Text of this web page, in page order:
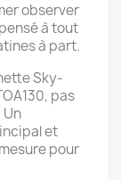
observer
à tout
à part.
Sky-
pas
et
pour